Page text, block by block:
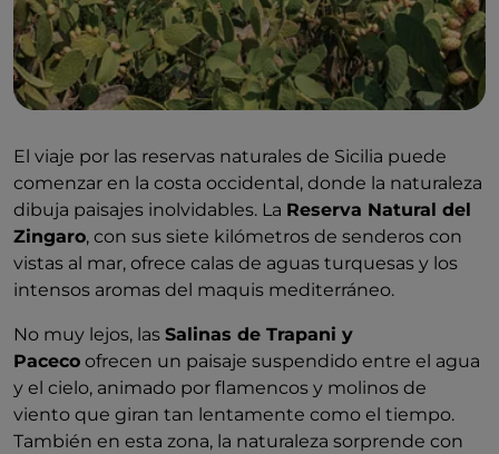
El viaje por las reservas naturales de Sicilia puede
comenzar en la costa occidental, donde la naturaleza
dibuja paisajes inolvidables. La Reserva Natural del
Zingaro, con sus siete kilómetros de senderos con
vistas al mar, ofrece calas de aguas turquesas y los
intensos aromas del maquis mediterráneo.
No muy lejos, las Salinas de Trapani y
Paceco ofrecen un paisaje suspendido entre el agua
y el cielo, animado por flamencos y molinos de
viento que giran tan lentamente como el tiempo.
También en esta zona, la naturaleza sorprende con